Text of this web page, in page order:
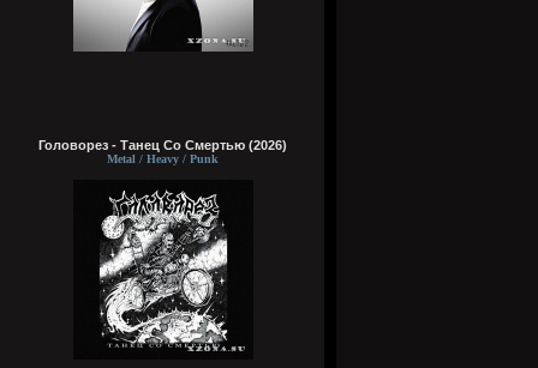
Головорез - Tанец Со Смертью (2026)
Metal / Heavy / Punk